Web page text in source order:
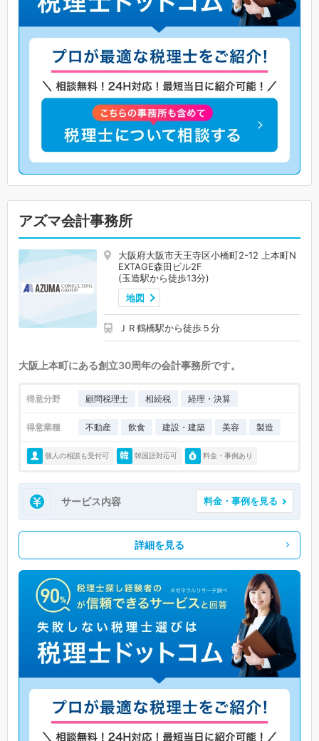
アズマ会計事務所
大阪府大阪市天王寺区小橋町2-12 上本町N
EXTAGE森田ビル2F
(玉造駅から徒歩13分)
地図
ＪＲ鶴橋駅から徒歩５分
大阪上本町にある創立30周年の会計事務所です。
得意分野 顧問税理士 相続税 経理・決算
得意業種 不動産 飲食 建設・建築 美容 製造
個人の相談も受付可 韓国語対応可 料金・事例あり
サービス内容 料金・事例を見る
詳細を見る